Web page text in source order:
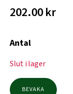
202.00kr
Antal
Slut i lager
BEVAKA